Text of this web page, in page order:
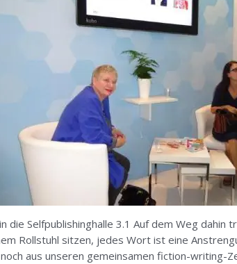
die Selfpublishinghalle 3.1 Auf dem Weg dahin
Rollstuhl sitzen, jedes Wort ist eine
aus unseren gemeinsamen fiction-writing-